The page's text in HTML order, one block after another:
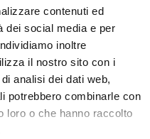
contenuti ed
dei social media e per
inoltre
il nostro sito con i
analisi dei dati web,
potrebbero combinarle con
loro o che hanno raccolto
capace di risvegliare
di puro relax e dai forma
si fondono in un ambiente
specifici e abbandonati ad un
Novellini - funzioni,